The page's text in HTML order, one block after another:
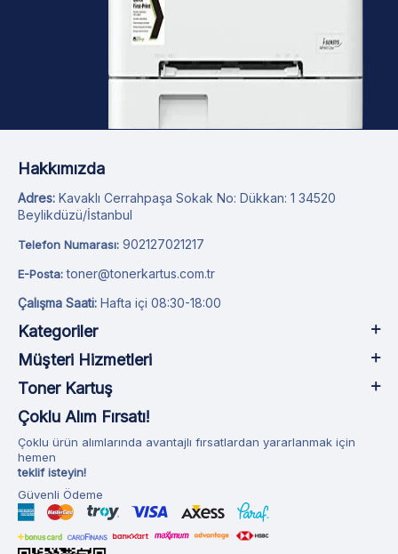
Hakkımızda
Adres: Kavaklı Cerrahpaşa Sokak No: Dükkan: 1 34520
Beylikdüzü/İstanbul
Telefon Numarası: 902127021217
E-Posta: toner@tonerkartus.com.tr
Çalışma Saati: Hafta içi 08:30-18:00
Kategoriler
Müşteri Hizmetleri
Toner Kartuş
Çoklu Alım Fırsatı!
Çoklu ürün alımlarında avantajlı fırsatlardan yararlanmak için
hemen
teklif isteyin!
Güvenli Ödeme